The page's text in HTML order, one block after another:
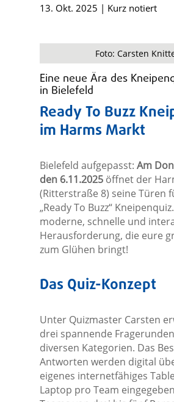
13. Okt. 2025 | Kurz notiert
Foto: Carsten
Eine neue Ära des
in Bielefeld
Ready To Buzz
im Harms Markt
Bielefeld aufgepasst: Am
den 6.11.2025öffnet der
(Ritterstraße 8) seine Türen
„Ready To Buzz“
moderne, schnelle und
Herausforderung, die eure
zum Glühen bringt!
Das Quiz-Konzept
Unter Quizmaster Carsten
drei spannende
diversen Kategorien. Das
Antworten werden digital
eigenes internetfähiges
Laptop pro Team